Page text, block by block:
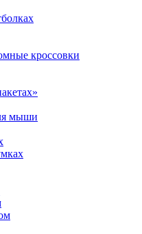
кроссовки
мыши